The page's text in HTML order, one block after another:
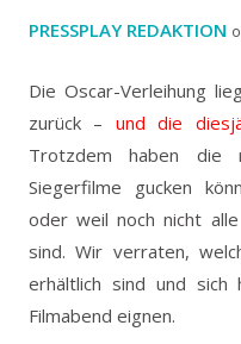
PRESSPLAY REDAKTION
Die Oscar-Verleihung
zurück – und die
Trotzdem haben die
Siegerfilme gucken
oder weil noch nicht
sind. Wir verraten,
erhältlich sind und sich
Filmabend eignen.